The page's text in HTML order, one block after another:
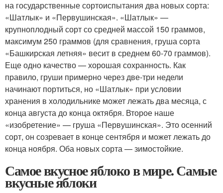
на государственные сортоиспытания два новых сорта:
«Шатлык» и «Первушинская». «Шатлык» —
крупноплодный сорт со средней массой 150 граммов,
максимум 250 граммов (для сравнения, груша сорта
«Башкирская летняя» весит в среднем 60-70 граммов).
Еще одно качество — хорошая сохранность. Как
правило, груши примерно через две-три недели
начинают портиться, но «Шатлык» при условии
хранения в холодильнике может лежать два месяца, с
конца августа до конца октября. Второе наше
«изобретение» — груша «Первушинская». Это осенний
сорт, он созревает в конце сентября и может лежать до
конца ноября. Оба новых сорта — зимостойкие.
Самое вкусное яблоко в мире. Самые
вкусные яблоки